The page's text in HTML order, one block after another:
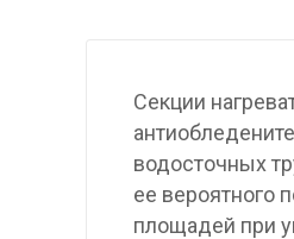
Секции
водосточных
ее вероятного
площадей при